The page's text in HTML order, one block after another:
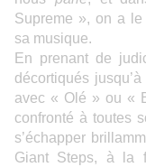
Supreme », on a
sa musique.
En prenant de
décortiqués
avec « Olé » ou «
confronté à toutes
s’échapper
Giant Steps, à la